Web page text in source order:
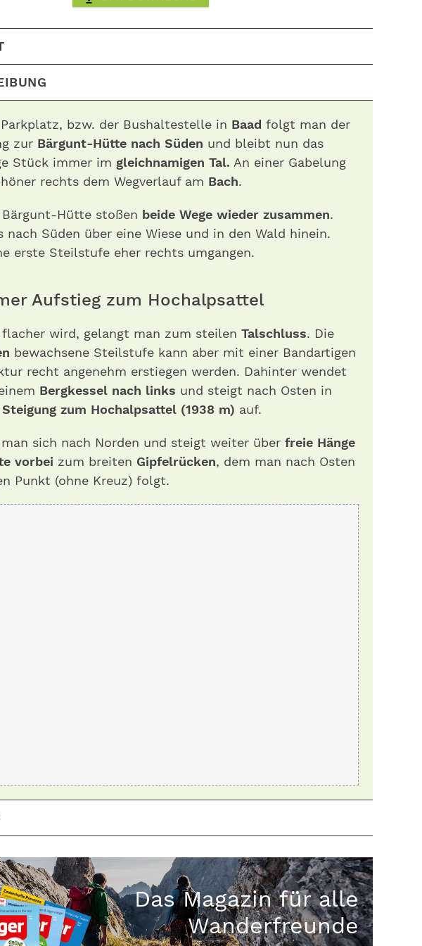
bzw. der Bushaltestelle in Baad folgt man der
zur Bärgunt-Hütte nach Süden und bleibt nun das
Stück immer im gleichnamigen Tal. An einer Gabelung
rechts dem Wegverlauf am Bach.
Hütte stoßen beide Wege wieder zusammen.
nach Süden über eine Wiese und in den Wald hinein.
erste Steilstufe eher rechts umgangen.
Aufstieg zum Hochalpsattel
flacher wird, gelangt man zum steilen Talschluss. Die
bewachsene Steilstufe kann aber mit einer Bandartigen
recht angenehm erstiegen werden. Dahinter wendet
Bergkessel nach links und steigt nach Osten in
Steigung zum Hochalpsattel (1938 m) auf.
sich nach Norden und steigt weiter über freie Hänge
vorbei zum breiten Gipfelrücken, dem man nach Osten
Punkt (ohne Kreuz) folgt.
Das Magazin für alle
Wanderfreunde